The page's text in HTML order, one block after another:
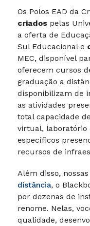
Os Polos EAD da
criados pelas
a oferta de
Sul Educacional e
MEC, disponível
oferecem cursos
graduação a
disponibilizam de
as atividades
total capacidade
virtual, laboratório
específicos
recursos de
Além disso,
distância, o
por dezenas de
renome. Nelas,
qualidade,